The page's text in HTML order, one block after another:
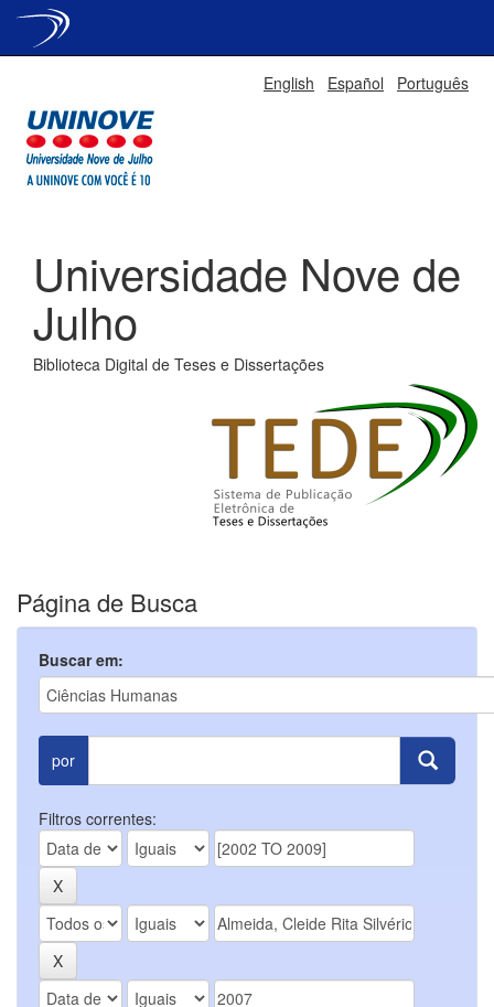
English Español Português
Universidade Nove de
Julho
Biblioteca Digital de Teses e Dissertações
Página de Busca
Buscar em:
por
Filtros correntes: